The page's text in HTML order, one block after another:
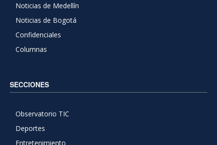
Noticias de Medellín
Noticias de Bogotá
Confidenciales
Columnas
SECCIONES
Observatorio TIC
Deportes
Entretenimiento